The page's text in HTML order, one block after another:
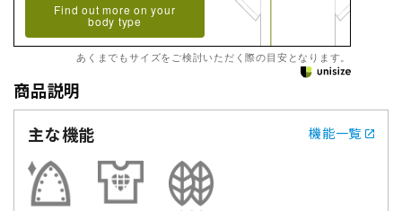
Find out more on your
body type
あくまでもサイズをご検討いただく際の目安となります。
商品説明
主な機能
機能一覧